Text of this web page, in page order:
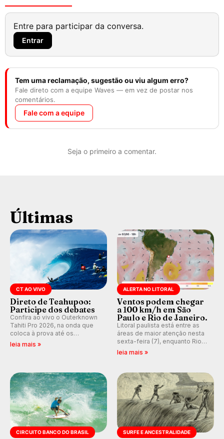
Entre para participar da conversa.
Entrar
Tem uma reclamação, sugestão ou viu algum erro?
Fale direto com a equipe Waves — em vez de postar nos
comentários.
Fale com a equipe
Seja o primeiro a comentar.
Últimas
CT AO VIVO
Direto de Teahupoo:
Participe dos debates
Confira ao vivo o Outerknown
Tahiti Pro 2026, na onda que
coloca à prova até os
melhores surfistas do mundo.
leia mais »
ALERTA NO LITORAL
Ventos podem chegar
a 100 km/h em São
Paulo e Rio de Janeiro.
Litoral paulista está entre as
áreas de maior atenção nesta
sexta-feira (7), enquanto Rio
de Janeiro também recebe
km/h em Itanhaém.
leia mais »
CIRCUITO BANCO DO BRASIL SURFE E ANCESTRALIDADE